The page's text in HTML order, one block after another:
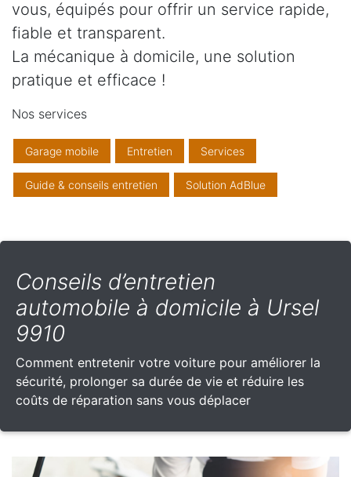
vous, équipés pour offrir un service rapide,
fiable et transparent.
La mécanique à domicile, une solution
pratique et efficace !
Nos services
Garage mobile Entretien Services
Guide & conseils entretien Solution AdBlue
Conseils d’entretien
automobile à domicile à Ursel
9910
Comment entretenir votre voiture pour améliorer la
sécurité, prolonger sa durée de vie et réduire les
coûts de réparation sans vous déplacer